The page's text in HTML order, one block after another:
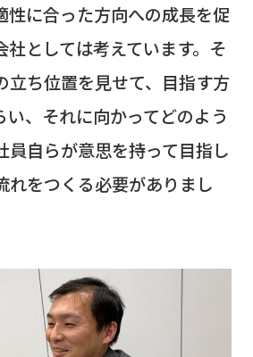
性に合った方向への成長を促
社としては考えています。そ
立ち位置を見せて、目指す方
い、それに向かってどのよう
員自らが意思を持って目指し
れをつくる必要がありまし